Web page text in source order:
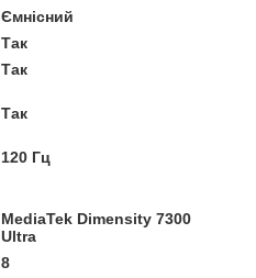
Ємнісний
Так
Так
Так
120 Гц
MediaTek Dimensity 7300
Ultra
8